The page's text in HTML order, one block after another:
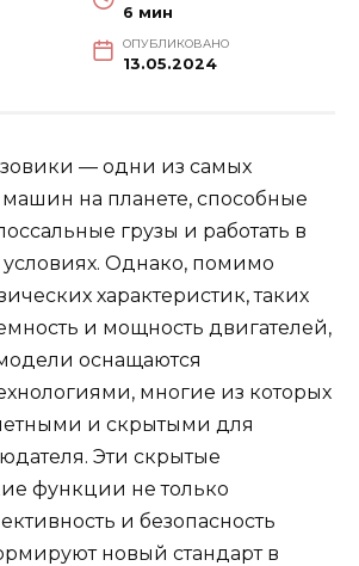
6 мин
ОПУБЛИКОВАНО
13.05.2024
— одни из самых
на планете, способные
грузы и работать в
Однако, помимо
характеристик, таких
и мощность двигателей,
оснащаются
многие из которых
и скрытыми для
Эти скрытые
функции не только
и безопасность
новый стандарт в